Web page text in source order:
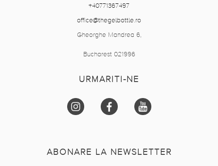
+40771367497
office@thegelbottle.ro
Gheorghe Mandrea 6,
Bucharest 021996
URMARITI-NE
ABONARE LA NEWSLETTER